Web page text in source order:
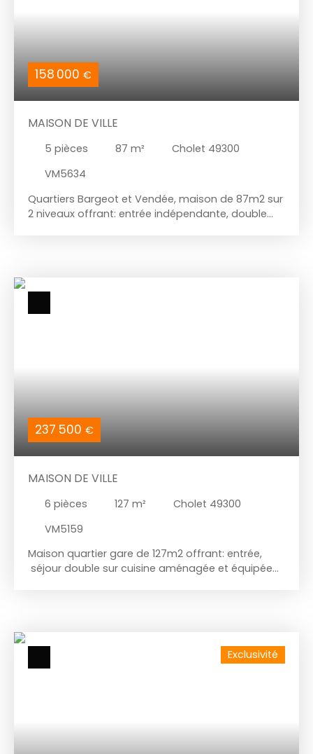
158 000 €
MAISON DE VILLE
5 pièces 87 m²
Cholet 49300
VM5634
Quartiers Bargeot et Vendée, maison de 87m2 sur
2 niveaux offrant: entrée indépendante, double
Terrain clos de 186m2. Mandat N° 3614
237 500 €
MAISON DE VILLE
6 pièces 127 m²
Cholet 49300
VM5159
Maison quartier gare de 127m2 offrant: entrée,
séjour double sur cuisine aménagée et équipée
avec coin buanderie et accès jardin clos +
cabanon. Places de stationnement devant la
Exclusivité